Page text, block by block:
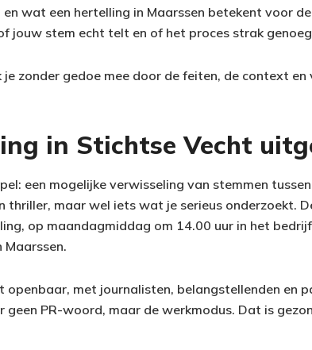
wat een hertelling in Maarssen betekent voor
jouw stem echt telt en of het proces strak
je zonder gedoe mee door de feiten, de context
in Stichtse Vecht
een mogelijke verwisseling van stemmen
thriller, maar wel iets wat je serieus onderzoekt.
op maandagmiddag om 14.00 uur in het
openbaar, met journalisten, belangstellenden en
geen PR-woord, maar de werkmodus. Dat is